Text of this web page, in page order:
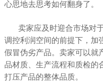
心思地去思考如何翻身了。
卖家应及时迎合市场对
调控利润空间的前提下，加
假冒伪劣产品。卖家可以就
品材质、生产流程和质检的
打压产品的整体品质。